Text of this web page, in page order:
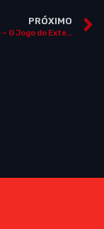
PRÓXIMO
Ender’s Game – O Jogo do Exterminador (“Ender’s Game”)